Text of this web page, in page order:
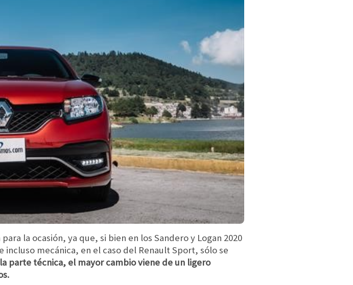
la ocasión, ya que, si bien en los Sandero y Logan 2020
mecánica, en el caso del Renault Sport, sólo se
parte técnica, el mayor cambio viene de un ligero